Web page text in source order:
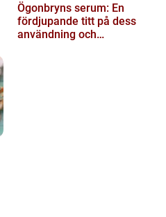
Ögonbryns serum: En
fördjupande titt på dess
användning och